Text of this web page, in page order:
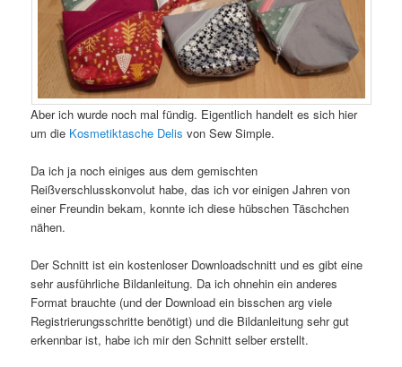
Aber ich wurde noch mal fündig. Eigentlich handelt es sich hier
um die Kosmetiktasche Delisvon Sew Simple.
Da ich ja noch einiges aus dem gemischten
Reißverschlusskonvolut habe, das ich vor einigen Jahren von
einer Freundin bekam, konnte ich diese hübschen Täschchen
nähen.
Der Schnitt ist ein kostenloser Downloadschnitt und es gibt eine
sehr ausführliche Bildanleitung. Da ich ohnehin ein anderes
Format brauchte (und der Download ein bisschen arg viele
Registrierungsschritte benötigt) und die Bildanleitung sehr gut
erkennbar ist, habe ich mir den Schnitt selber erstellt.